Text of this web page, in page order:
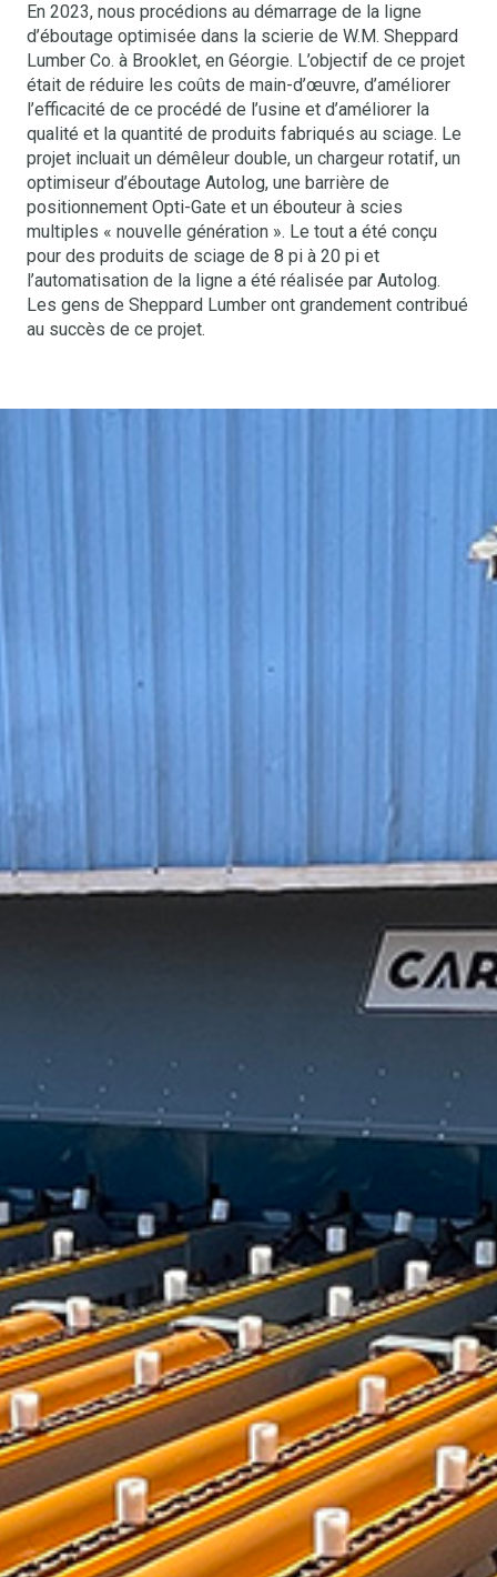
En 2023, nous procédions au démarrage de la ligne
d’éboutage optimisée dans la scierie de W.M. Sheppard
Lumber Co. à Brooklet, en Géorgie. L’objectif de ce projet
était de réduire les coûts de main-d’œuvre, d’améliorer
l’efficacité de ce procédé de l’usine et d’améliorer la
qualité et la quantité de produits fabriqués au sciage. Le
projet incluait un démêleur double, un chargeur rotatif, un
optimiseur d’éboutage Autolog, une barrière de
positionnement Opti-Gate et un ébouteur à scies
multiples « nouvelle génération ». Le tout a été conçu
pour des produits de sciage de 8 pi à 20 pi et
l’automatisation de la ligne a été réalisée par Autolog.
Les gens de Sheppard Lumber ont grandement contribué
au succès de ce projet.